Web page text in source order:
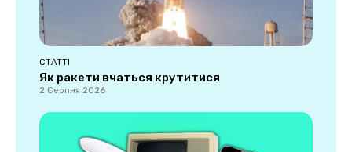
СТАТТІ
Як ракети вчаться крутитися
2 Серпня 2026